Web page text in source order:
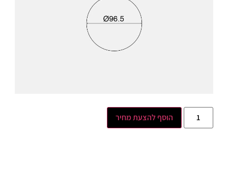
הוסף להצעת מחיר